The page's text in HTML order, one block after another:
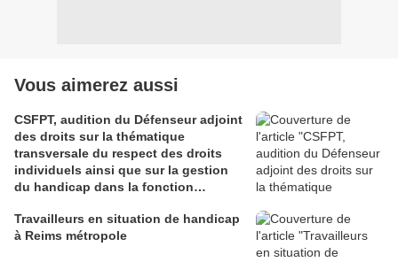
Vous aimerez aussi
CSFPT, audition du Défenseur adjoint
des droits sur la thématique
transversale du respect des droits
individuels ainsi que sur la gestion
du handicap dans la fonction
Travailleurs en situation de handicap
à Reims métropole